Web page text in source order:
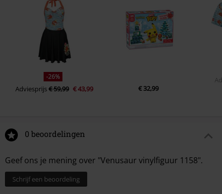
-26%
Adviesprijs€ 59,99 € 43,99 € 32,99
0 beoordelingen
Geef ons je mening over "Venusaur vinylfiguur 1158".
Schrijf een beoordeling